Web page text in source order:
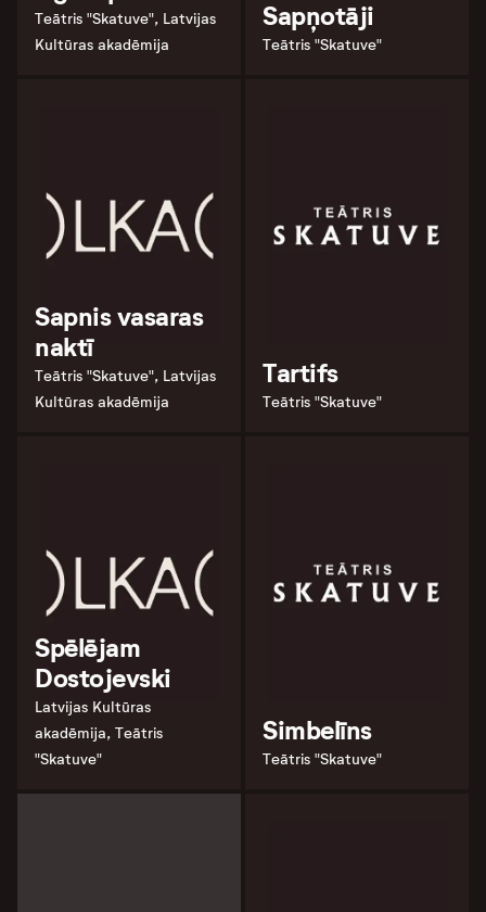
Teātris "Skatuve", Latvijas
Kultūras akadēmija
Sapņotāji
Teātris "Skatuve"
Sapnis vasaras
naktī
Teātris "Skatuve", Latvijas
Kultūras akadēmija
Tartifs
Teātris "Skatuve"
Spēlējam
Dostojevski
Latvijas Kultūras
akadēmija, Teātris
"Skatuve"
Simbelīns
Teātris "Skatuve"